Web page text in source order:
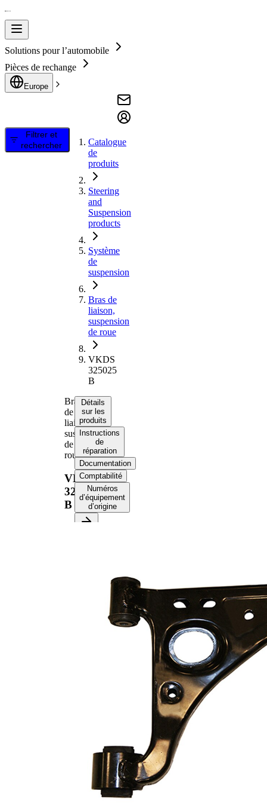
Solutions pour l’automobile
Pièces de rechange
Europe
Filtrer et
rechercher
Catalogue
de
produits
Steering
and
Suspension
products
Système
de
suspension
Bras de
liaison,
suspension
de roue
VKDS
325025
B
Bras
de
liaison,
suspension
de
roue
VKDS
325025
B
Détails
sur les
produits
Instructions
de
réparation
Documentation
Comptabilité
Numéros
d’équipement
d’origine
Type de bras
oscillant
transversal
complémentaire/Info
graisse
synthétique
avec rotule
de
suspension
Bras
triangulaire
VKDS
325026 B